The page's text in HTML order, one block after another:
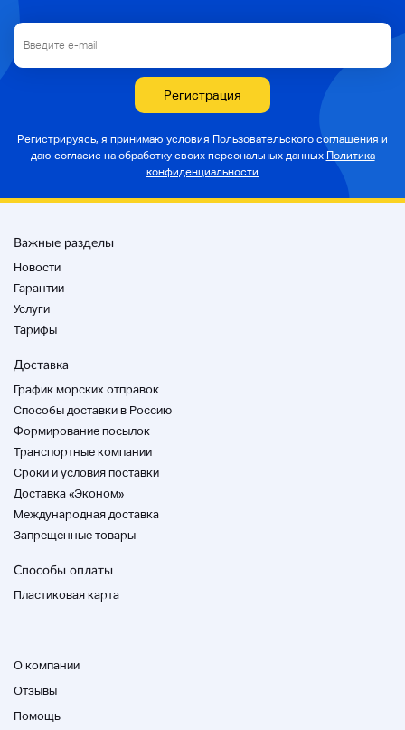
Регистрация
Регистрируясь, я принимаю условия Пользовательского соглашения и
даю согласие на обработку своих персональных данных Политика
конфиденциальности
Важные разделы
Новости
Гарантии
Услуги
Тарифы
Доставка
График морских отправок
Способы доставки в Россию
Формирование посылок
Транспортные компании
Cроки и условия поставки
Доставка «Эконом»
Международная доставка
Запрещенные товары
Способы оплаты
Пластиковая карта
О компании
Отзывы
Помощь